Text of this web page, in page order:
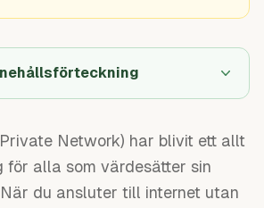
Network) har blivit ett allt
för alla som värdesätter sin
du ansluter till internet utan